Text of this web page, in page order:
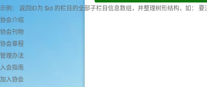
示例： 返回ID为 $id 的栏目的全部子栏目信息数组，并整理树形结构，如：
协会介绍
协会刊物
协会章程
管理办法
入会指南
加入协会